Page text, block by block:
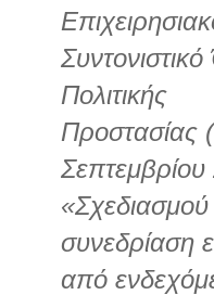
Πολιτικής
συνεδρίαση
από